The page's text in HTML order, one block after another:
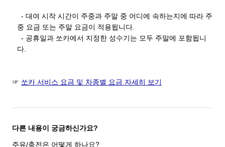
- 대여 시작 시간이 주중과 주말 중 어디에 속하는지에 따라 주
중 요금 또는 주말 요금이 적용됩니다.
- 공휴일과 쏘카에서 지정한 성수기는 모두 주말에 포함됩니
다.
☞ 쏘카 서비스 요금 및 차종별 요금 자세히 보기
다른 내용이 궁금하신가요?
주유/충전은 어떻게 하나요?